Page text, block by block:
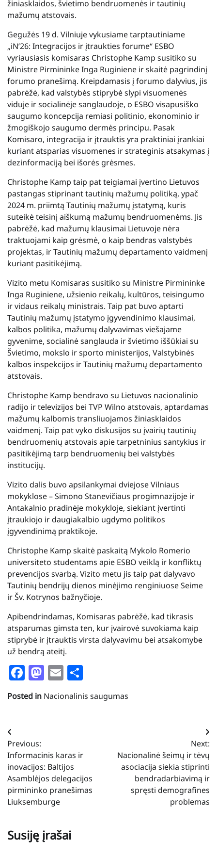
žiniasklaidos, švietimo bendruomenės ir tautinių
mažumų atstovais.
Gegužės 19 d. Vilniuje vykusiame tarptautiniame
„iN’26: Integracijos ir įtraukties forume“ ESBO
vyriausiasis komisaras Christophe Kamp susitiko su
Ministre Pirmininke Inga Ruginiene ir skaitė pagrindinį
forumo pranešimą. Kreipdamasis į forumo dalyvius, jis
pabrėžė, kad valstybės stiprybė slypi visuomenės
viduje ir socialinėje sanglaudoje, o ESBO visapusiško
saugumo koncepcija remiasi politinio, ekonominio ir
žmogiškojo saugumo dermės principu. Pasak
Komisaro, integracija ir įtrauktis yra praktiniai įrankiai
kuriant atsparias visuomenes ir strateginis atsakymas į
dezinformaciją bei išorės grėsmes.
Christophe Kamp taip pat teigiamai įvertino Lietuvos
pastangas stiprinant tautinių mažumų politiką, ypač
2024 m. priimtą Tautinių mažumų įstatymą, kuris
suteikė teisinį aiškumą mažumų bendruomenėms. Jis
pabrėžė, kad mažumų klausimai Lietuvoje nėra
traktuojami kaip grėsmė, o kaip bendras valstybės
projektas, ir Tautinių mažumų departamento vaidmenį
kuriant pasitikėjimą.
Vizito metu Komisaras susitiko su Ministre Pirmininke
Inga Ruginiene, užsienio reikalų, kultūros, teisingumo
ir vidaus reikalų ministrais. Taip pat buvo aptarti
Tautinių mažumų įstatymo įgyvendinimo klausimai,
kalbos politika, mažumų dalyvavimas viešajame
gyvenime, socialinė sanglauda ir švietimo iššūkiai su
Švietimo, mokslo ir sporto ministerijos, Valstybinės
kalbos inspekcijos ir Tautinių mažumų departamento
atstovais.
Christophe Kamp bendravo su Lietuvos nacionalinio
radijo ir televizijos bei TVP Wilno atstovais, aptardamas
mažumų kalbomis transliuojamos žiniasklaidos
vaidmenį. Taip pat vyko diskusijos su įvairių tautinių
bendruomenių atstovais apie tarpetninius santykius ir
pasitikėjimą tarp bendruomenių bei valstybės
institucijų.
Vizito dalis buvo apsilankymai dviejose Vilniaus
mokyklose – Simono Stanevičiaus progimnazijoje ir
Antakalnio pradinėje mokykloje, siekiant įvertinti
įtraukiojo ir daugiakalbio ugdymo politikos
įgyvendinimą praktikoje.
Christophe Kamp skaitė paskaitą Mykolo Romerio
universiteto studentams apie ESBO veiklą ir konfliktų
prevencijos svarbą. Vizito metu jis taip pat dalyvavo
Tautinių bendrijų dienos minėjimo renginiuose Seime
ir Šv. Kotrynos bažnyčioje.
Apibendrindamas, Komisaras pabrėžė, kad tikrasis
atsparumas gimsta ten, kur įvairovė suvokiama kaip
stiprybė ir įtrauktis virsta dalyvavimu bei atsakomybe
už bendrą ateitį.
Facebook
Mastodon
Email
Posted in Nacionalinis saugumas
Navigacija
tarp
įrašų
Previous:
Informacinis karas ir
inovacijos: Baltijos
Asamblėjos delegacijos
pirmininko pranešimas
Liuksemburge
Next:
Nacionalinė šeimų ir tėvų
asociacija siekia stiprinti
bendradarbiavimą ir
spręsti demografines
problemas
Susiję įrašai